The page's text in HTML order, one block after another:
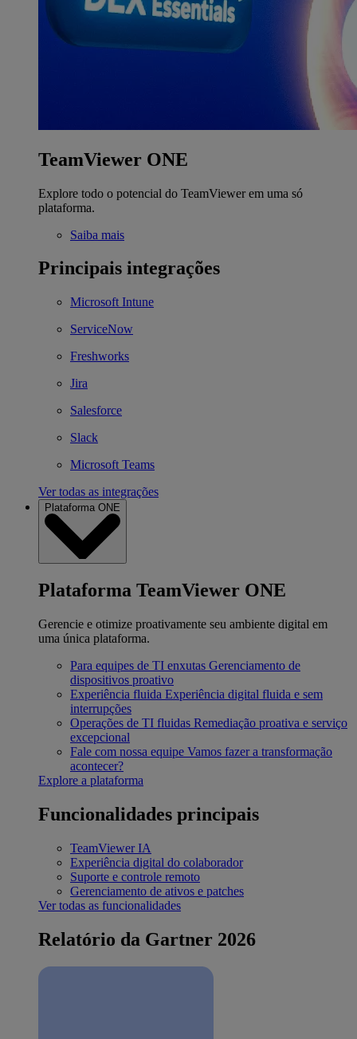
TeamViewer ONE
Explore todo o potencial do TeamViewer em uma só
plataforma.
Saiba mais
Principais integrações
Microsoft Intune
ServiceNow
Freshworks
Jira
Salesforce
Slack
Microsoft Teams
Ver todas as integrações
Plataforma ONE
Plataforma TeamViewer ONE
Gerencie e otimize proativamente seu ambiente digital em
uma única plataforma.
Para equipes de TI enxutas Gerenciamento de
dispositivos proativo
Experiência fluida Experiência digital fluida e sem
interrupções
Operações de TI fluidas Remediação proativa e serviço
excepcional
Fale com nossa equipe Vamos fazer a transformação
acontecer?
Explore a plataforma
Funcionalidades principais
TeamViewer IA
Experiência digital do colaborador
Suporte e controle remoto
Gerenciamento de ativos e patches
Ver todas as funcionalidades
Relatório da Gartner 2026